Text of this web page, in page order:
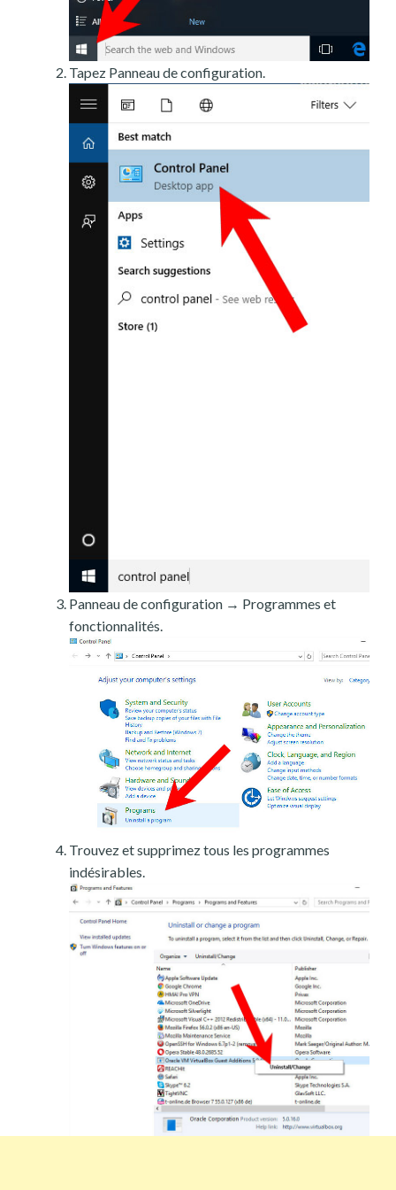
Tapez Panneau de configuration.
Panneau de configuration → Programmes et
fonctionnalités.
Trouvez et supprimez tous les programmes
indésirables.